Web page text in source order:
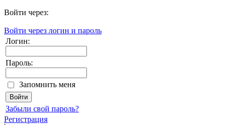
Войти через:
Войти через логин и пароль
Логин:
Пароль:
Запомнить меня
Забыли свой пароль?
Регистрация